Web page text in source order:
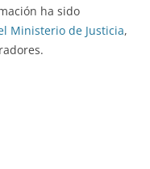
ha sido
Ministerio de Justicia,